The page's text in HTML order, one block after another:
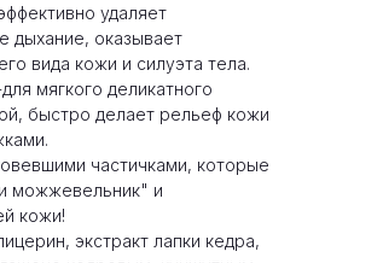
удаляет
дыхание, оказывает
вида кожи и силуэта тела.
мягкого деликатного
быстро делает рельеф кожи
частичками, которые
можжевельник" и
кожи!
экстракт лапки кедра,